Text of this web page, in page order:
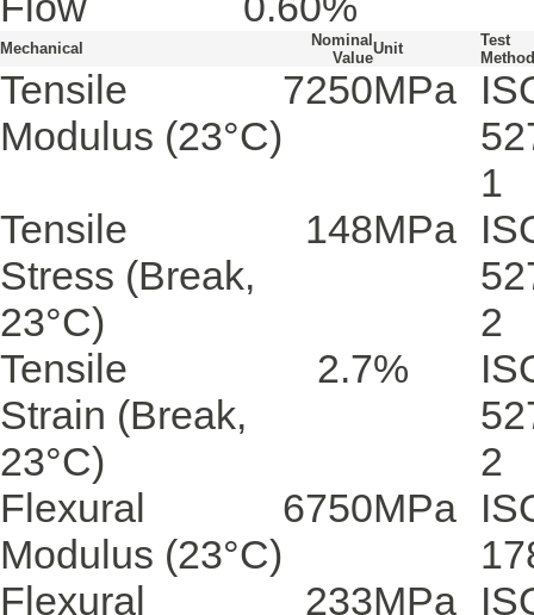
Mechanical
Nominal
Value
Unit
Test
Method
Tensile
Modulus (23°C)
7250MPa
1
Tensile
Stress (Break,
23°C)
148MPa
2
Tensile
Strain (Break,
23°C)
2.7%
2
Flexural
Modulus (23°C)
6750MPa
Flexural
233MPa